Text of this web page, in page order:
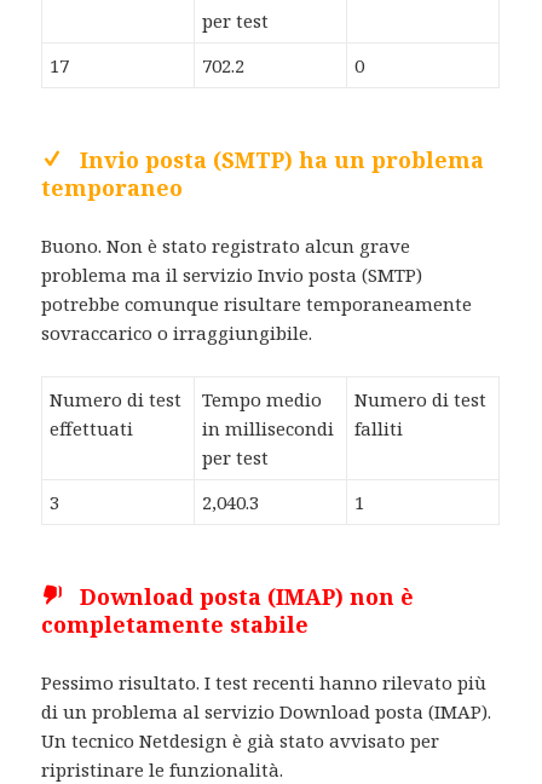
per test
17 702.2 0
Invio posta (SMTP) ha un problema
temporaneo
Buono. Non è stato registrato alcun grave
problema ma il servizio Invio posta (SMTP)
potrebbe comunque risultare temporaneamente
sovraccarico o irraggiungibile.
Numero di test
effettuati
Tempo medio
in millisecondi
per test
Numero di test
falliti
3 2,040.3 1
Download posta (IMAP) non è
completamente stabile
Pessimo risultato. I test recenti hanno rilevato più
di un problema al servizio Download posta (IMAP).
Un tecnico Netdesign è già stato avvisato per
ripristinare le funzionalità.